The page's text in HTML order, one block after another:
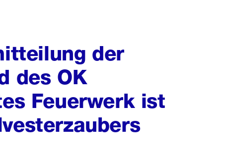
der
des OK
Feuerwerk ist